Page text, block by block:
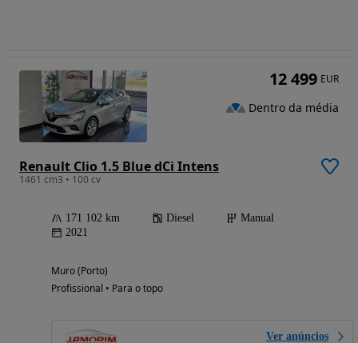
Renault Clio 1.5 Blue dCi Intens
1461 cm3 • 100 cv
171 102 km Diesel
Manual
2021
Muro (Porto)
Profissional • Para o topo
Ver anúncios
12 499 EUR
Dentro da média